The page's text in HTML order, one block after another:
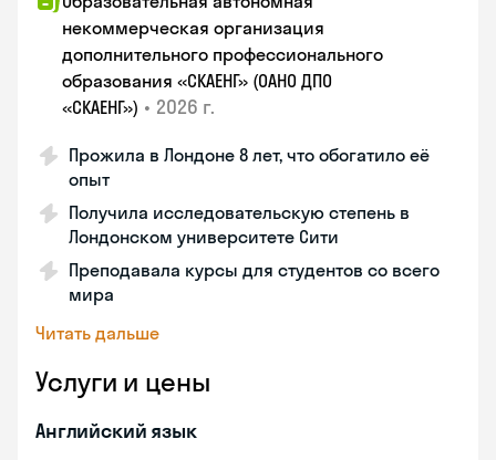
некоммерческая организация
дополнительного профессионального
образования «СКАЕНГ» (ОАНО ДПО
«СКАЕНГ») • 2026 г.
Прожила в Лондоне 8 лет, что обогатило её
опыт
Получила исследовательскую степень в
Лондонском университете Сити
Преподавала курсы для студентов со всего
мира
Читать дальше
Услуги и цены
Английский язык